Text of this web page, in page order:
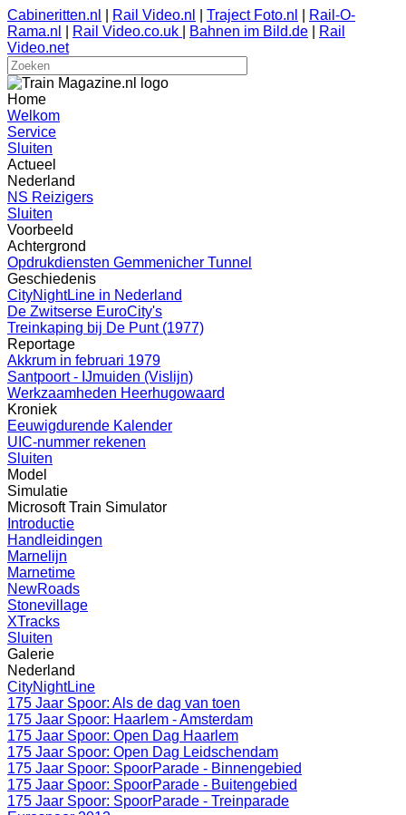
Cabineritten.nl Rail Video.nl Traject Foto.nl
Rail-O-
Rama.nl
Rail Video.co.uk Bahnen im Bild.de
Rail
Video.net
Home
Welkom
Service
Sluiten
Actueel
Nederland
NS Reizigers
Sluiten
Voorbeeld
Achtergrond
Opdrukdiensten Gemmenicher Tunnel
Geschiedenis
CityNightLine in Nederland
De Zwitserse EuroCity's
Treinkaping bij De Punt (1977)
Reportage
Akkrum in februari 1979
Santpoort - IJmuiden (Vislijn)
Werkzaamheden Heerhugowaard
Kroniek
Eeuwigdurende Kalender
UIC-nummer rekenen
Sluiten
Model
Simulatie
Microsoft Train Simulator
Introductie
Handleidingen
Marnelijn
Marnetime
NewRoads
Stonevillage
XTracks
Sluiten
Galerie
Nederland
CityNightLine
175 Jaar Spoor: Als de dag van toen
175 Jaar Spoor: Haarlem - Amsterdam
175 Jaar Spoor: Open Dag Haarlem
175 Jaar Spoor: Open Dag Leidschendam
175 Jaar Spoor: SpoorParade - Binnengebied
175 Jaar Spoor: SpoorParade - Buitengebied
175 Jaar Spoor: SpoorParade - Treinparade